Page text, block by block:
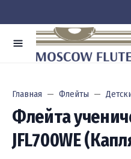
Главная Флейты
Флейта
JFL700WE